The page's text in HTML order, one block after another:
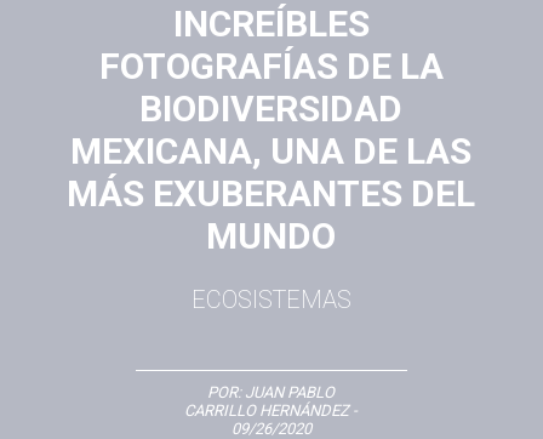
INCREÍBLES
FOTOGRAFÍAS DE LA
BIODIVERSIDAD
MEXICANA, UNA DE LAS
MÁS EXUBERANTES DEL
MUNDO
ECOSISTEMAS
POR: JUAN PABLO
CARRILLO HERNÁNDEZ-
09/26/2020